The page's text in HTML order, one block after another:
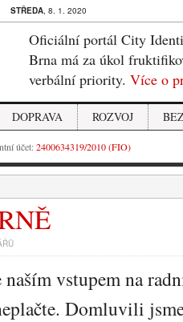
STŘEDA, 8. 1. 2020
Oficiální portál City
Brna má za úkol
verbální priority. Více o
DOPRAVA ROZVOJ
účet:2400634319/2010 (FIO)
vstupem na
Domluvili